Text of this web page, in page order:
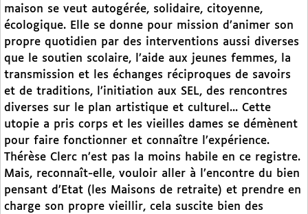
maison se veut autogérée, solidaire, citoyenne,
écologique. Elle se donne pour mission d’animer son
propre quotidien par des interventions aussi diverses
que le soutien scolaire, l’aide aux jeunes femmes, la
transmission et les échanges réciproques de savoirs
et de traditions, l’initiation aux SEL, des rencontres
diverses sur le plan artistique et culturel... Cette
utopie a pris corps et les vieilles dames se démènent
pour faire fonctionner et connaître l’expérience.
Thérèse Clerc n’est pas la moins habile en ce registre.
Mais, reconnaît-elle, vouloir aller à l’encontre du bien
pensant d’Etat (les Maisons de retraite) et prendre en
charge son propre vieillir, cela suscite bien des